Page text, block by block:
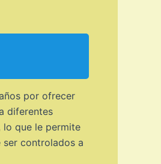
por ofrecer
diferentes
lo que le permite
controlados a